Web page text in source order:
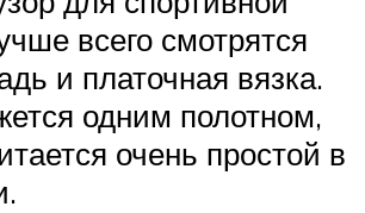
всего смотрятся
и платочная вязка.
одним полотном,
очень простой в